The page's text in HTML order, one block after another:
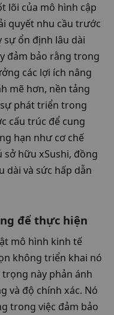
lõi của mô hình cập
quyết nhu cầu trước
sự ổn định lâu dài
đảm bảo rằng trong
các lợi ích nâng
mẽ hơn, nền tảng
phát triển trong
cấu trúc để cung
hạn như cơ chế
sở hữu xSushi, đồng
dài và sức hấp dẫn
để thực hiện
mô hình kinh tế
không triển khai nó
này phản ánh
và độ chính xác. Nó
trong việc đảm bảo